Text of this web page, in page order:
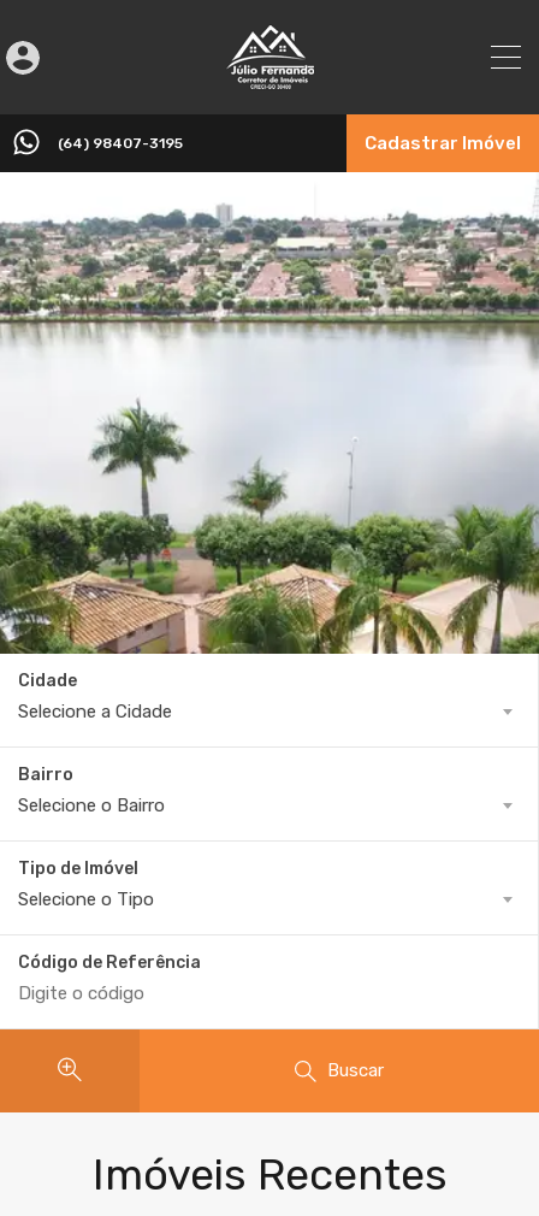
(64) 98407-3195 Cadastrar Imóvel
Cidade
Selecione a Cidade
Bairro
Selecione o Bairro
Tipo de Imóvel
Selecione o Tipo
Código de Referência
Buscar
Imóveis Recentes